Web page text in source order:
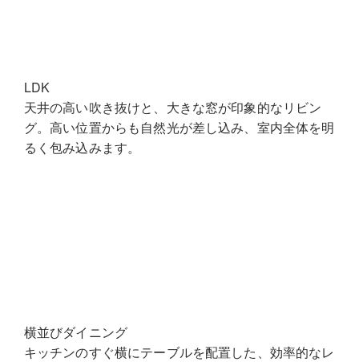
LDK
天井の高い吹き抜けと、大きな窓が印象的なリビン
グ。高い位置からも自然光が差し込み、室内全体を明
るく包み込みます。
横並びダイニング
キッチンのすぐ横にテーブルを配置した、効率的なレ